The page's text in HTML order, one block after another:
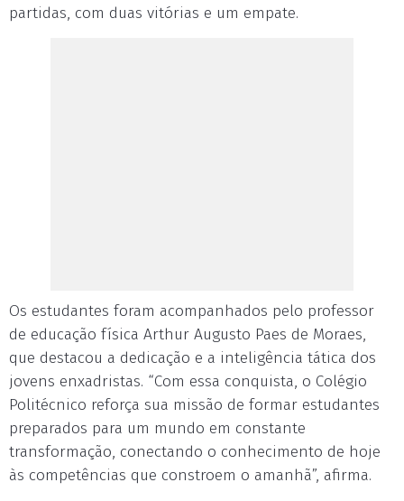
partidas, com duas vitórias e um empate.
Os estudantes foram acompanhados pelo professor
de educação física Arthur Augusto Paes de Moraes,
que destacou a dedicação e a inteligência tática dos
jovens enxadristas. “Com essa conquista, o Colégio
Politécnico reforça sua missão de formar estudantes
preparados para um mundo em constante
transformação, conectando o conhecimento de hoje
às competências que constroem o amanhã”, afirma.